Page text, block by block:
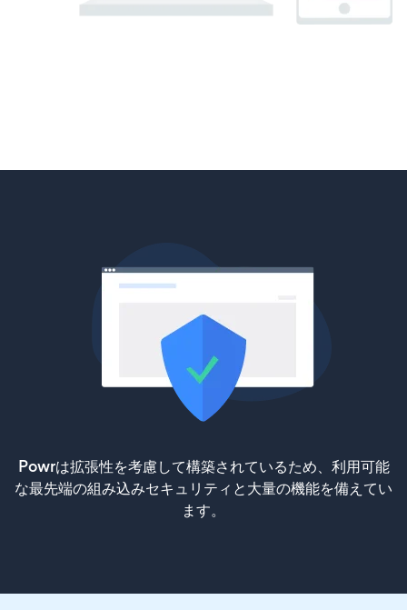
Powrは拡張性を考慮して構築されているため、利用可能
な最先端の組み込みセキュリティと大量の機能を備えてい
ます。